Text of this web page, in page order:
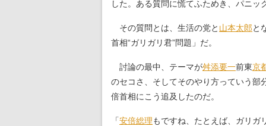
した。ある質問に慌てふためき、パニッ
その質問とは、生活の党と 山本太郎と
首相“ガリガリ君”問題」だ。
討論の最中、テーマが舛添要一前東京
のセコさ、そしてそのやり方っていう部
倍首相にこう追及したのだ。
「安倍総理もですね、たとえば、ガリガ